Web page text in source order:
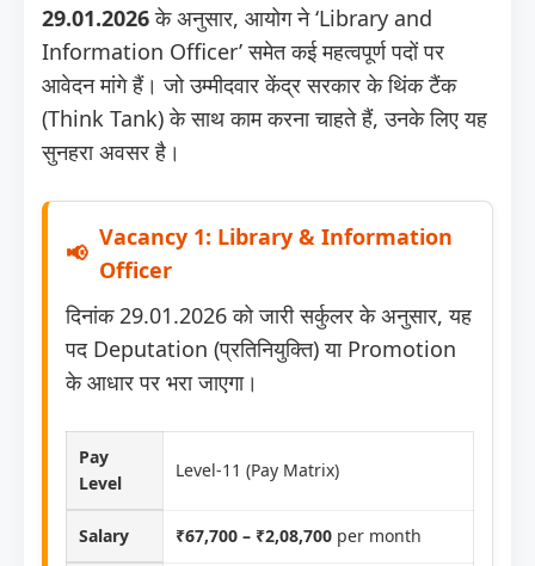
29.01.2026के अनुसार, आयोग ने ‘Library and
Information Officer’ समेत कई महत्वपूर्ण पदों पर
आवेदन मांगे हैं। जो उम्मीदवार केंद्र सरकार के थिंक टैंक
(Think Tank) के साथ काम करना चाहते हैं, उनके लिए यह
सुनहरा अवसर है।
Vacancy 1: Library & Information
Officer
दिनांक 29.01.2026 को जारी सर्कुलर के अनुसार, यह
पद Deputation (प्रतिनियुक्ति) या Promotion
के आधार पर भरा जाएगा।
Pay
Level
Level-11 (Pay Matrix)
Salary ₹67,700 – ₹2,08,700 per month